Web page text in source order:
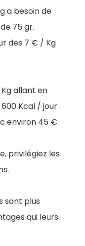
a besoin de
75 gr.
des 7 € / Kg
allant en
Kcal / jour
environ 45 €
privilégiez les
sont plus
qui leurs